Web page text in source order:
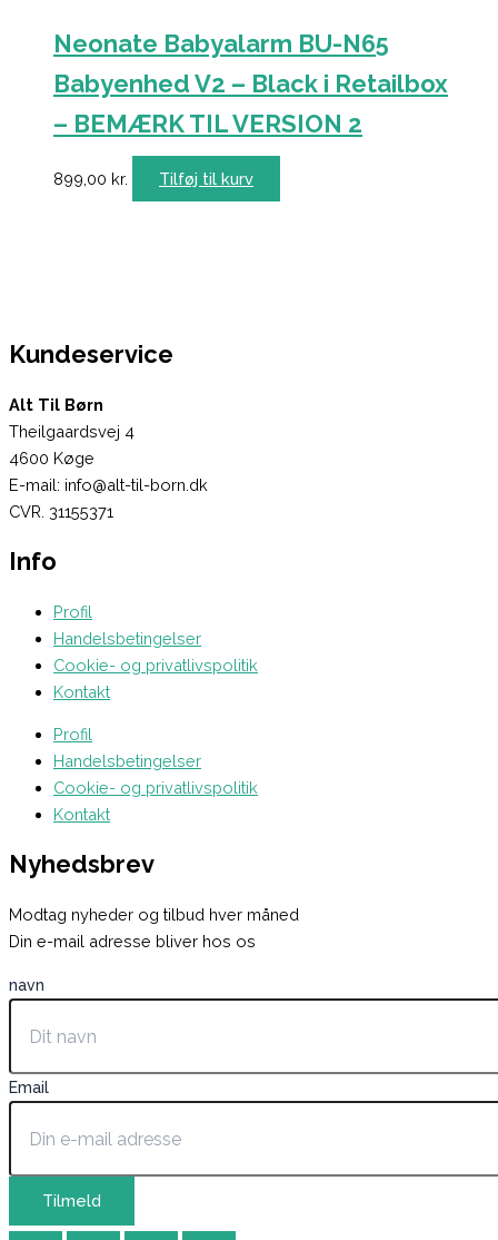
Neonate Babyalarm BU-N65
Babyenhed V2 – Black i Retailbox
– BEMÆRK TIL VERSION 2
899,00 kr. Tilføj til kurv
Kundeservice
Alt Til Børn
Theilgaardsvej 4
4600 Køge
E-mail: info@alt-til-born.dk
CVR. 31155371
Info
Profil
Handelsbetingelser
Cookie- og privatlivspolitik
Kontakt
Profil
Handelsbetingelser
Cookie- og privatlivspolitik
Kontakt
Nyhedsbrev
Modtag nyheder og tilbud hver måned
Din e-mail adresse bliver hos os
navn
Email
Tilmeld